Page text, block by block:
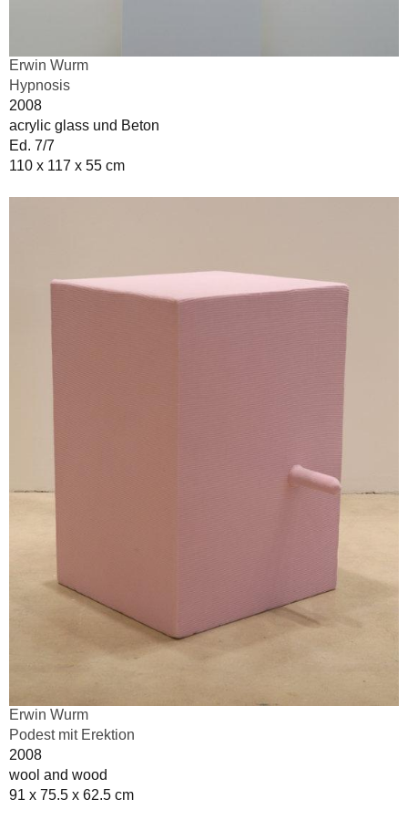
Erwin Wurm
Hypnosis
2008
acrylic glass und Beton
Ed. 7/7
110 x 117 x 55 cm
Erwin Wurm
Podest mit Erektion
2008
wool and wood
91 x 75.5 x 62.5 cm